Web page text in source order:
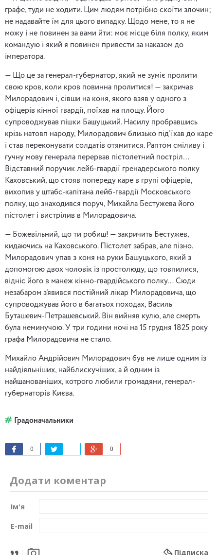
графе, туди не ходити. Цим людям потрібно скоїти злочин;
не надавайте їм для цього випадку. Щодо мене, то я не
можу і не повинен за вами йти: моє місце біля полку, яким
командую і який я повинен привести за наказом до
імператора.
— Що це за генерал-губернатор, який не зуміє пролити
свою кров, коли кров повинна пролитися! — закричав
Милорадович і, сівши на коня, якого взяв у одного з
офіцерів кінної гвардії, поїхав на площу. Його
супроводжував пішки Башуцький. Насилу пробравшись
крізь натовп народу, Милорадович близько під’їхав до каре
і став переконувати солдатів отямитися. Раптом сміливу і
гучну мову генерала перервав пістолетний постріл…
Відставний поручик лейб-гвардії гренадерського полку
Каховський, що стояв попереду каре в групі офіцерів,
вихопив у штабс-капітана лейб-гвардії Московського
полку, що знаходився поруч, Михайла Бестужева його
пістолет і вистрілив в Милорадовича.
— Божевільний, що ти робиш! — закричить Бестужев,
кидаючись на Каховського. Пістолет забрав, але пізно.
Милорадович упав з коня на руки Башуцького, який з
допомогою двох чоловік із простолюду, що товпилися,
відніс його в манеж кінно-гвардійського полку… Сюди
незабаром з’явився постійний лікар Милорадовича, що
супроводжував його в багатьох походах, Василь
Буташевич-Петрашевський. Він вийняв кулю, але смерть
була неминучою. У три години ночі на 15 грудня 1825 року
графа Милорадовича не стало.
Михайло Андрійович Милорадович був не лише одним із
найдіяльніших, найблискучіших, а й одним із
найшанованіших, котрого любили громадяни, генерал-
губернаторів Києва.
Градоначальники
0 0
Додати коментар
Ім'я
E-mail
Підписка